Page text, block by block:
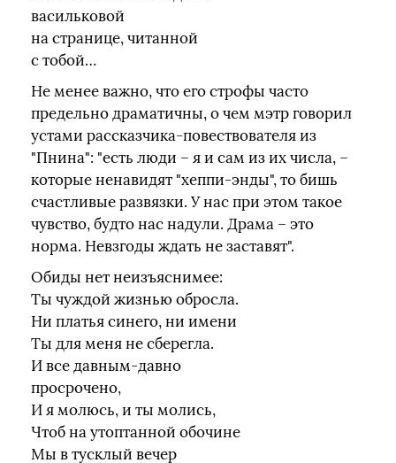
васильковой
на странице, читанной
с тобой…
Не менее важно, что его строфы часто
предельно драматичны, о чем мэтр говорил
устами рассказчика-повествователя из
"Пнина": "есть люди – я и сам из их числа, –
которые ненавидят "хеппи-энды", то бишь
счастливые развязки. У нас при этом такое
чувство, будто нас надули. Драма – это
норма. Невзгоды ждать не заставят".
Обиды нет неизъяснимее:
Ты чуждой жизнью обросла.
Ни платья синего, ни имени
Ты для меня не сберегла.
И все давным-давно
просрочено,
И я молюсь, и ты молись,
Чтоб на утоптанной обочине
Мы в тусклый вечер